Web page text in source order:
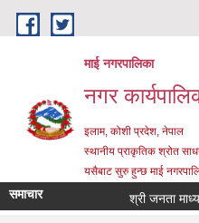
Skip to main content
माई नगरपालिका
नगर
इलाम, कोशी प्रदेश, नेपाल
स्थानीय प्राकृतिक श्रोत
यसैबाट सुरु हुन्छ माई
समाचार श्री जनता